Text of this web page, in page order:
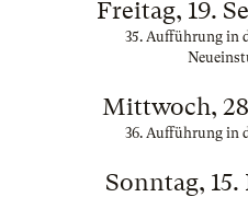
Freitag, 19.
35. Aufführung in
Mittwoch,
36. Aufführung in
Sonntag, 15.